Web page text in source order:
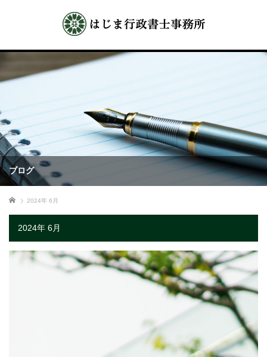
ブログ
ホーム 2024年 6月
2024年 6月